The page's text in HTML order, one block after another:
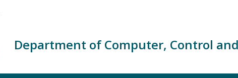
Department of Computer, Control